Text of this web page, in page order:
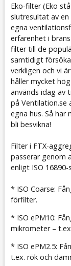
Eko-filter (Eko
slutresultat av
egna
erfarenhet i
filter till de
samtidigt
verkligen och vi
håller mycket
används idag av
på Ventilation.se
egna hus. Så
bli besvikna!
Filter i FTX-
passerar genom
enligt ISO
* ISO Coarse:
förfilter.
* ISO ePM10:
mikrometer –
* ISO ePM2.5:
t.ex. rök och